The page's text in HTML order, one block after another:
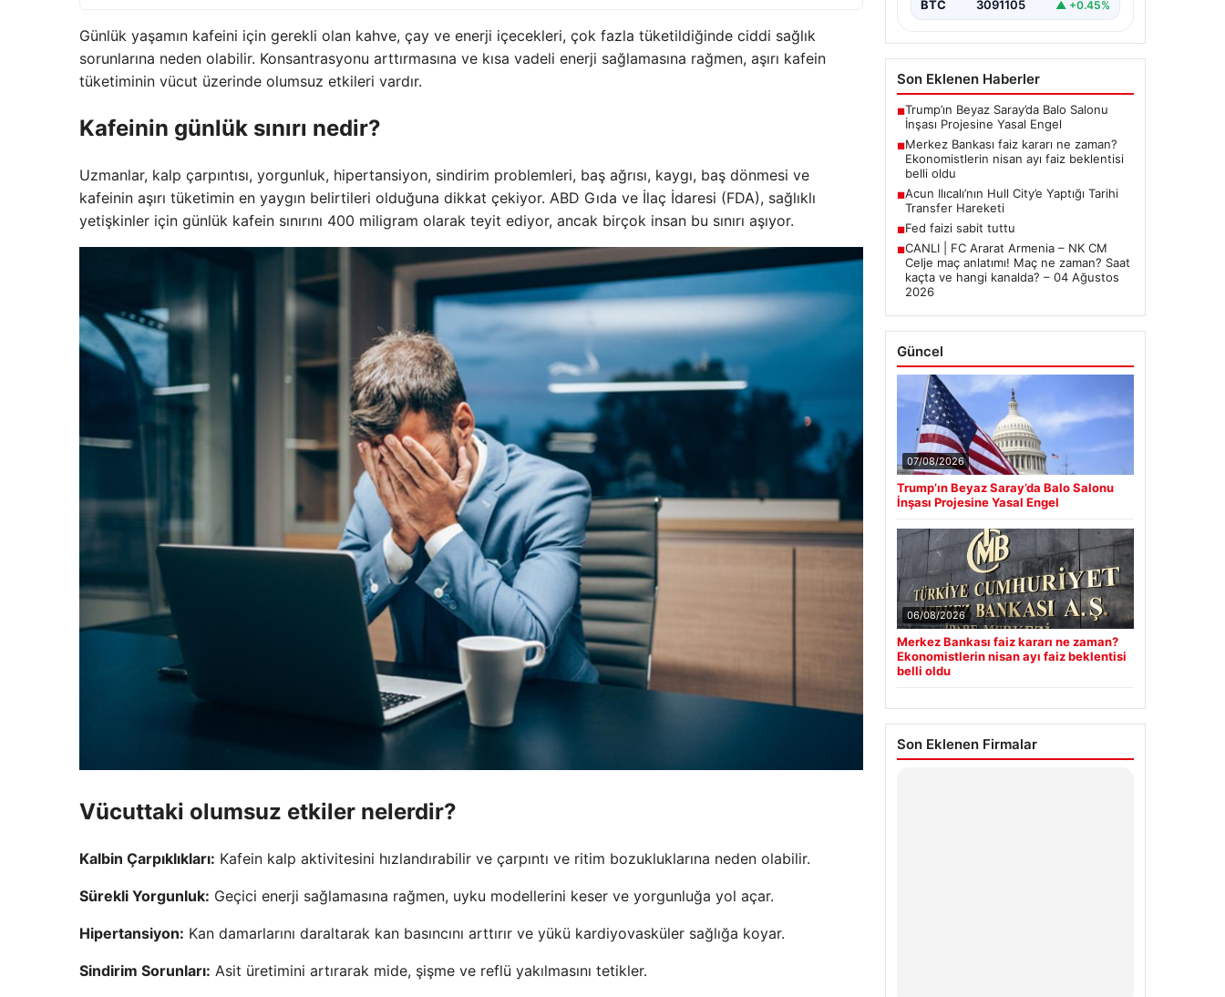
Günlük yaşamın kafeini için gerekli olan kahve, çay ve enerji içecekleri, çok fazla tüketildiğinde ciddi sağlık
sorunlarına neden olabilir. Konsantrasyonu arttırmasına ve kısa vadeli enerji sağlamasına rağmen, aşırı kafein
tüketiminin vücut üzerinde olumsuz etkileri vardır.
Kafeinin günlük sınırı nedir?
Uzmanlar, kalp çarpıntısı, yorgunluk, hipertansiyon, sindirim problemleri, baş ağrısı, kaygı, baş dönmesi ve
kafeinin aşırı tüketimin en yaygın belirtileri olduğuna dikkat çekiyor. ABD Gıda ve İlaç İdaresi (FDA), sağlıklı
yetişkinler için günlük kafein sınırını 400 miligram olarak teyit ediyor, ancak birçok insan bu sınırı aşıyor.
Vücuttaki olumsuz etkiler nelerdir?
Kalbin Çarpıklıkları: Kafein kalp aktivitesini hızlandırabilir ve çarpıntı ve ritim bozukluklarına neden olabilir.
Sürekli Yorgunluk: Geçici enerji sağlamasına rağmen, uyku modellerini keser ve yorgunluğa yol açar.
Hipertansiyon: Kan damarlarını daraltarak kan basıncını arttırır ve yükü kardiyovasküler sağlığa koyar.
Sindirim Sorunları: Asit üretimini artırarak mide, şişme ve reflü yakılmasını tetikler.
BTC 3091105 ▲ +0.45%
Son Eklenen Haberler
■Trump’ın Beyaz Saray’da Balo Salonu
İnşası Projesine Yasal Engel
■Merkez Bankası faiz kararı ne zaman?
Ekonomistlerin nisan ayı faiz beklentisi
belli oldu
■Acun Ilıcalı’nın Hull City’e Yaptığı Tarihi
Transfer Hareketi
■Fed faizi sabit tuttu
■CANLI | FC Ararat Armenia – NK CM
Celje maç anlatımı! Maç ne zaman? Saat
kaçta ve hangi kanalda? – 04 Ağustos
2026
Güncel
07/08/2026
Trump’ın Beyaz Saray’da Balo Salonu
İnşası Projesine Yasal Engel
06/08/2026
Merkez Bankası faiz kararı ne zaman?
Ekonomistlerin nisan ayı faiz beklentisi
belli oldu
Son Eklenen Firmalar